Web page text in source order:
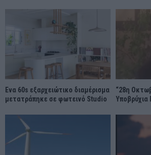
Ένα 60s εξαρχειώτικο διαμέρισμα
μετατράπηκε σε φωτεινό Studio
“28η
Υποβρύχια